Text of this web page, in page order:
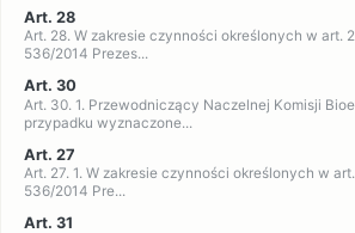
Art. 28
Art. 28. W zakresie czynności określonych w art.
536/2014 Prezes...
Art. 30
Art. 30. 1. Przewodniczący Naczelnej Komisji
przypadku wyznaczone...
Art. 27
Art. 27. 1. W zakresie czynności określonych w
536/2014 Pre...
Art. 31